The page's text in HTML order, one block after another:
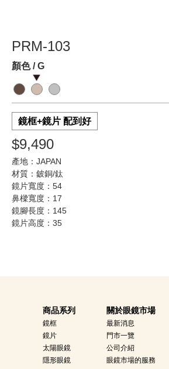
PRM-103
顏色 / G
鏡框+鏡片 配到好
$9,490
產地：JAPAN
材質：鈹銅/鈦
鏡片寬度：54
鼻樑寬度：17
鏡腳長度：145
鏡片高度：35
商品系列
鏡框
鏡片
太陽眼鏡
隱形眼鏡
關於眼鏡市場
最新消息
門市一覽
公司介紹
眼鏡市場的服務